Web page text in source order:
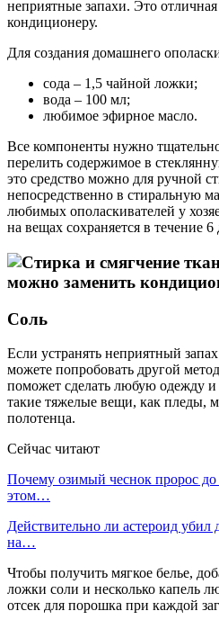
неприятные запахи. Это
кондиционеру.
Для создания домашнего
сода – 1,5 чайной ложки;
вода – 100 мл;
любимое эфирное масло.
Все компоненты нужно
перелить содержимое в
это средство можно для ручной
непосредственно в стиральную
любимых ополаскивателей у
на вещах сохраняется в течение 6
Соль
Если устранять неприятный
можете попробовать другой
поможет сделать любую одежду
такие тяжелые вещи, как пледы,
полотенца.
Сейчас читают
Почему озимый чеснок пророс до
этом…
Действительно ли астероид
на…
Чтобы получить мягкое белье,
ложки соли и несколько капель
отсек для порошка при каждой